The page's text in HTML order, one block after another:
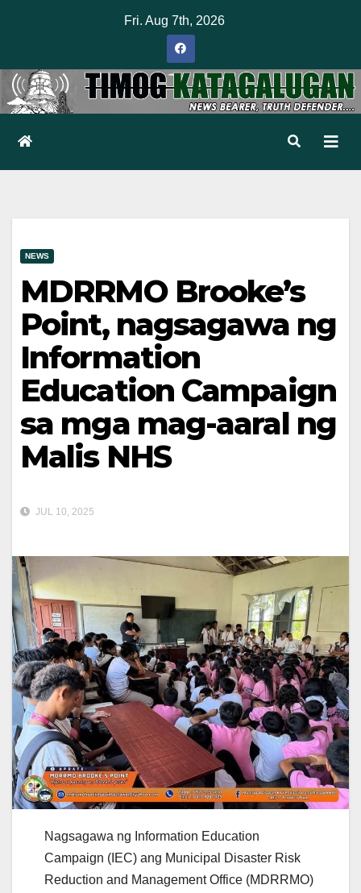
Fri. Aug 7th, 2026
NEWS
MDRRMO Brooke’s
Point, nagsagawa ng
Information
Education Campaign
sa mga mag-aaral ng
Malis NHS
JUL 10, 2025
Nagsagawa ng Information Education
Campaign (IEC) ang Municipal Disaster Risk
Reduction and Management Office (MDRRMO)